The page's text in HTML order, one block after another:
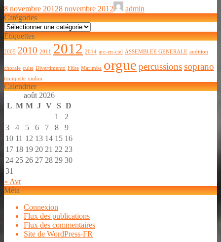
8 novembre 20128 novembre 2012
admin
Catégories
Catégories
Étiquettes
2005 2010 2011 2012 2014 arc-en-ciel ASSEMBLEE GENERALE audition
chorale culte Divertimento Flûte Marimba orgue percussionssoprano
trompette violon
Calendrier
août 2026
L M M J V S D
1
2
3
4 5 6 7 8
9
10 11 12 13 14 15 16
17 18 19 20 21 22 23
24 25 26 27 28 29 30
31
« Avr
Méta
Connexion
Flux des publications
Flux des commentaires
Site de WordPress-FR